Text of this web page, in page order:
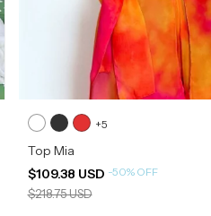
+5
Top Mia
$109.38 USD -50% OFF
$218.75 USD